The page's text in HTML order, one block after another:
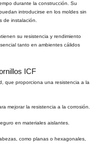
durante la construcción. Su
introducirse en los moldes sin
de instalación.
su resistencia y rendimiento
tanto en ambientes cálidos
ICF
que proporciona una resistencia a la
mejorar la resistencia a la corrosión.
en materiales aislantes.
como planas o hexagonales,